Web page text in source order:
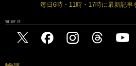
毎日6時・11時・17時に最新記事
FOLLOW US
MAGAZINE